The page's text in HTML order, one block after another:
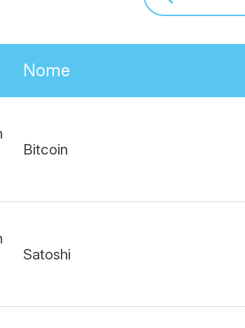
Nome
Bitcoin
Satoshi